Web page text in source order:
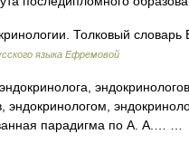
Толковый
языка Ефремовой
парадигма по А. А.… …